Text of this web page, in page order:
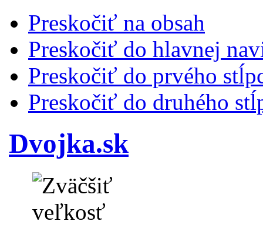
Preskočiť na obsah
Preskočiť do hlavnej
Preskočiť do prvého
Preskočiť do druhého
Dvojka.sk